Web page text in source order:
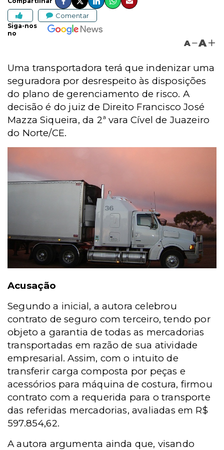
Comentar
Siga-nos
no
A A
Uma transportadora terá que indenizar uma
seguradora por desrespeito às disposições
do plano de gerenciamento de risco. A
decisão é do juiz de Direito Francisco José
Mazza Siqueira, da 2ª vara Cível de Juazeiro
do Norte/CE.
Acusação
Segundo a inicial, a autora celebrou
contrato de seguro com terceiro, tendo por
objeto a garantia de todas as mercadorias
transportadas em razão de sua atividade
empresarial. Assim, com o intuito de
transferir carga composta por peças e
acessórios para máquina de costura, firmou
contrato com a requerida para o transporte
das referidas mercadorias, avaliadas em R$
597.854,62.
A autora argumenta ainda que, visando